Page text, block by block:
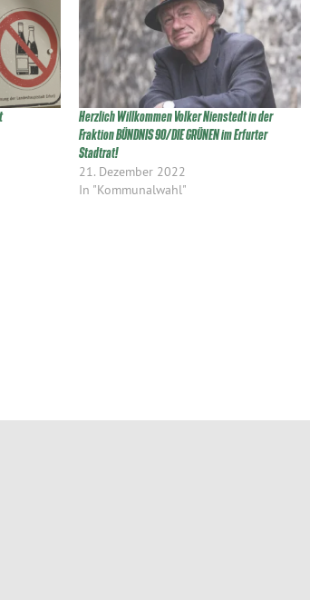
Herzlich Willkommen Volker Nienstedt in der
Fraktion BÜNDNIS 90/DIE GRÜNEN im Erfurter
Stadtrat!
21. Dezember 2022
In "Kommunalwahl"